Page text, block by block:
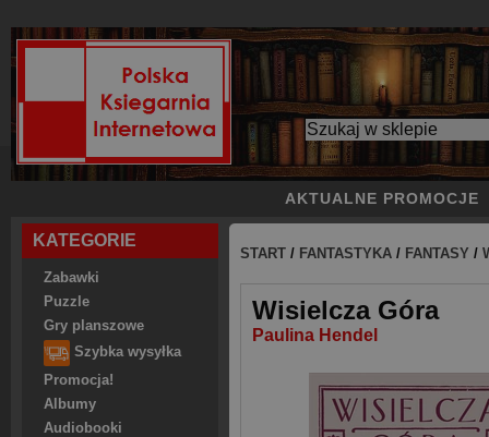
AKTUALNE PROMOCJE
KATEGORIE
Zabawki
Puzzle
Gry planszowe
Szybka wysyłka
Promocja!
Albumy
Audiobooki
START / FANTASTYKA / FANTASY /
Wisielcza Góra
Paulina Hendel